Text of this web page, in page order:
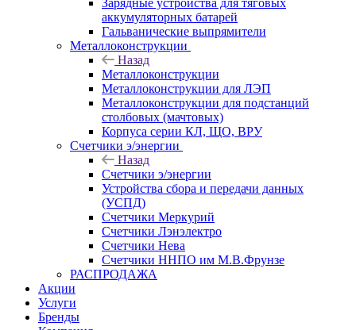
Зарядные устройства для тяговых
аккумуляторных батарей
Гальванические выпрямители
Металлоконструкции
Назад
Металлоконструкции
Металлоконструкции для ЛЭП
Металлоконструкции для подстанций
столбовых (мачтовых)
Корпуса серии КЛ, ЩО, ВРУ
Счетчики э/энергии
Назад
Счетчики э/энергии
Устройства сбора и передачи данных
(УСПД)
Счетчики Меркурий
Счетчики Лэнэлектро
Счетчики Нева
Счетчики ННПО им М.В.Фрунзе
РАСПРОДАЖА
Акции
Услуги
Бренды